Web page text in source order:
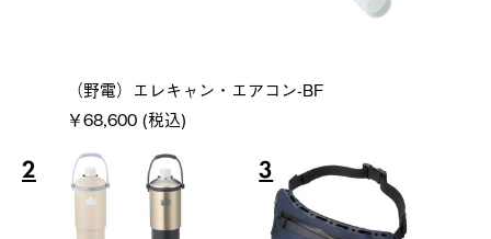
（野電）エレキャン・エアコン-BF
￥68,600 (税込)
2 3